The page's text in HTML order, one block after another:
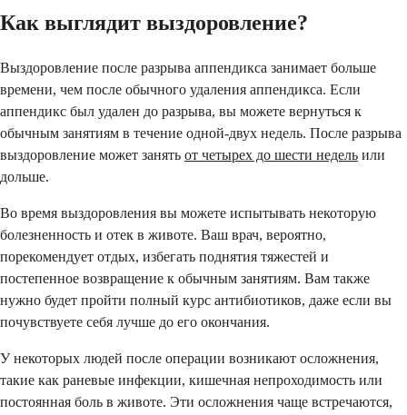
Как выглядит выздоровление?
Выздоровление после разрыва аппендикса занимает больше
времени, чем после обычного удаления аппендикса. Если
аппендикс был удален до разрыва, вы можете вернуться к
обычным занятиям в течение одной-двух недель. После разрыва
выздоровление может занять от четырех до шести недель или
дольше.
Во время выздоровления вы можете испытывать некоторую
болезненность и отек в животе. Ваш врач, вероятно,
порекомендует отдых, избегать поднятия тяжестей и
постепенное возвращение к обычным занятиям. Вам также
нужно будет пройти полный курс антибиотиков, даже если вы
почувствуете себя лучше до его окончания.
У некоторых людей после операции возникают осложнения,
такие как раневые инфекции, кишечная непроходимость или
постоянная боль в животе. Эти осложнения чаще встречаются,